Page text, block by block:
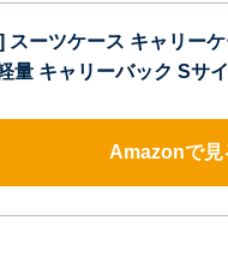
スーツケース キャリー
量 キャリーバック Sサ
Amazonで見